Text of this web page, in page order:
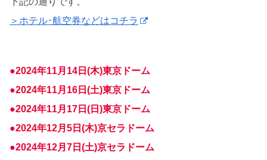
＞ホテル･航空券などはコチラ
●2024年11月14日(木)東京ドーム
●2024年11月16日(土)東京ドーム
●2024年11月17日(日)東京ドーム
●2024年12月5日(木)京セラドーム
●2024年12月7日(土)京セラドーム